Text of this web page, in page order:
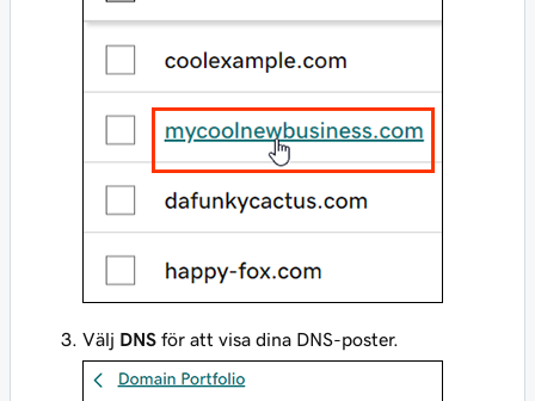
Välj DNS för att visa dina DNS-poster.